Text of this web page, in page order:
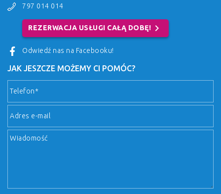
797 014 014
REZERWACJA USŁUGI CAŁĄ DOBĘ! chevron_right
Odwiedź nas na Facebooku!
JAK JESZCZE MOŻEMY CI POMÓC?